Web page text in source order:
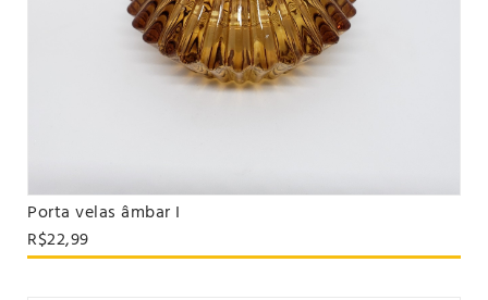
Porta velas âmbar I
R$22,99